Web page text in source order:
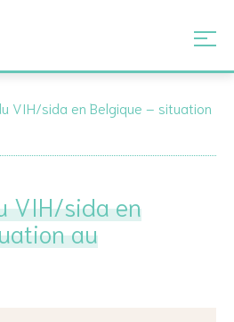
VIH/sida en Belgique – situation
VIH/sida en
au